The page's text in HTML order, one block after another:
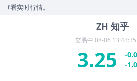
时行情。
ZH 知乎
交易中 08-06
3.25
-
-